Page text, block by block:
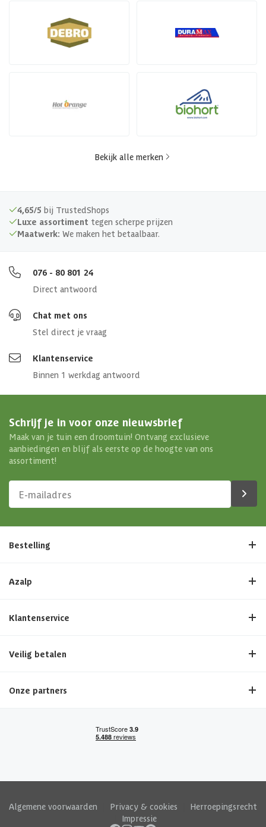
Bekijk alle merken
4,65/5 bij TrustedShops
Luxe assortiment tegen scherpe prijzen
Maatwerk: We maken het betaalbaar.
076 - 80 801 24
Direct antwoord
Chat met ons
Stel direct je vraag
Klantenservice
Binnen 1 werkdag antwoord
Schrijf je in voor onze nieuwsbrief
Maak van je tuin een droomtuin! Ontvang exclusieve
aanbiedingen en blijf als eerste op de hoogte van ons
assortiment!
Bestelling
Azalp
Klantenservice
Veilig betalen
Onze partners
Algemene voorwaarden Privacy & cookies
Herroepingsrecht
Impressie